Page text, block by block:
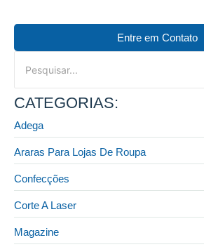
Entre em Contato
CATEGORIAS:
Adega
Araras Para Lojas De Roupa
Confecções
Corte A Laser
Magazine